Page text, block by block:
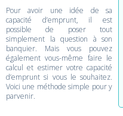
Pour avoir une idée de sa
capacité d’emprunt, il est
possible de poser tout
simplement la question à son
banquier. Mais vous pouvez
également vous-même faire le
calcul et estimer votre capacité
d’emprunt si vous le souhaitez.
Voici une méthode simple pour y
parvenir.